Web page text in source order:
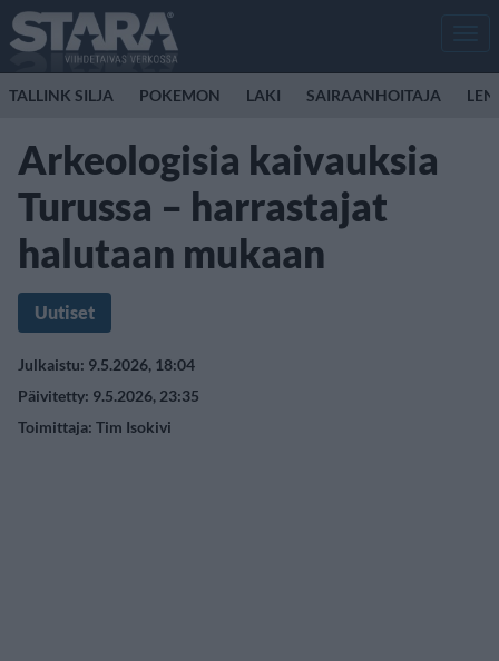
TALLINK SILJA POKEMON LAKI SAIRAANHOITAJA
Arkeologisia kaivauksia
Turussa – harrastajat
halutaan mukaan
Uutiset
Julkaistu: 9.5.2026, 18:04
Päivitetty: 9.5.2026, 23:35
Toimittaja: Tim Isokivi